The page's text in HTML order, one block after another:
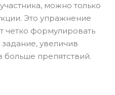
можно только
Это упражнение
четко формулировать
увеличив
препятствий.